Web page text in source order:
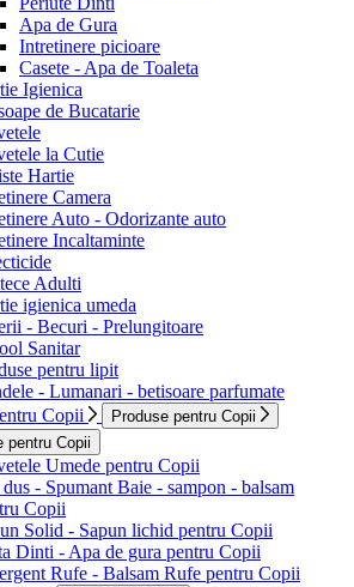
Apa de Gura
Intretinere picioare
Casete - Apa de Toaleta
Igienica
de Bucatarie
la Cutie
Hartie
Camera
Auto - Odorizante auto
Incaltaminte
Adulti
igienica umeda
- Becuri - Prelungitoare
Sanitar
pentru lipit
- Lumanari - betisoare parfumate
Copii
Produse pentru Copii
pentru Copii
Umede pentru Copii
- Spumant Baie - sampon - balsam
Copii
Solid - Sapun lichid pentru Copii
Dinti - Apa de gura pentru Copii
Rufe - Balsam Rufe pentru Copii